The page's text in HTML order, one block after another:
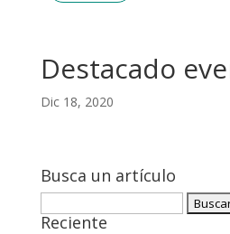
Destacado
Dic 18, 2020
Busca un artículo
Reciente